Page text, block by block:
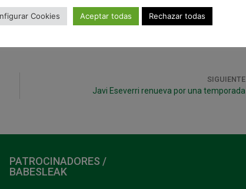
SIGUIENTE
Javi Eseverri renueva por una temporada
PATROCINADORES /
BABESLEAK
Cookies Aceptar todas Rechazar todas